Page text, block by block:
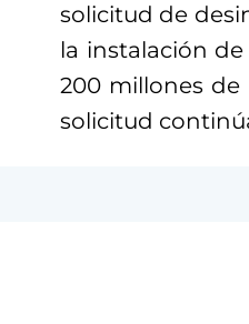
solicitud de
la instalación
200 millones
solicitud